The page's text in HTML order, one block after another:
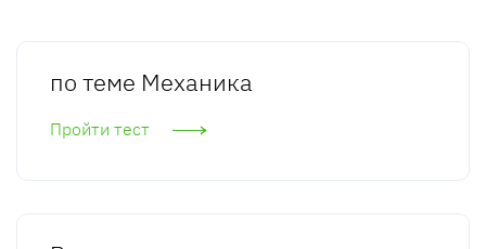
по теме Механика
Пройти тест